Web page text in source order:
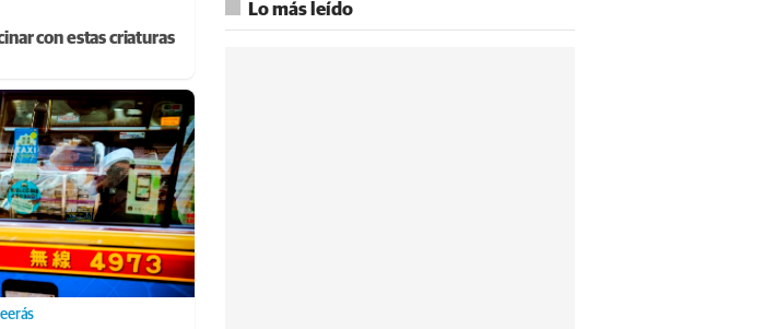
con estas criaturas
Lo más leído